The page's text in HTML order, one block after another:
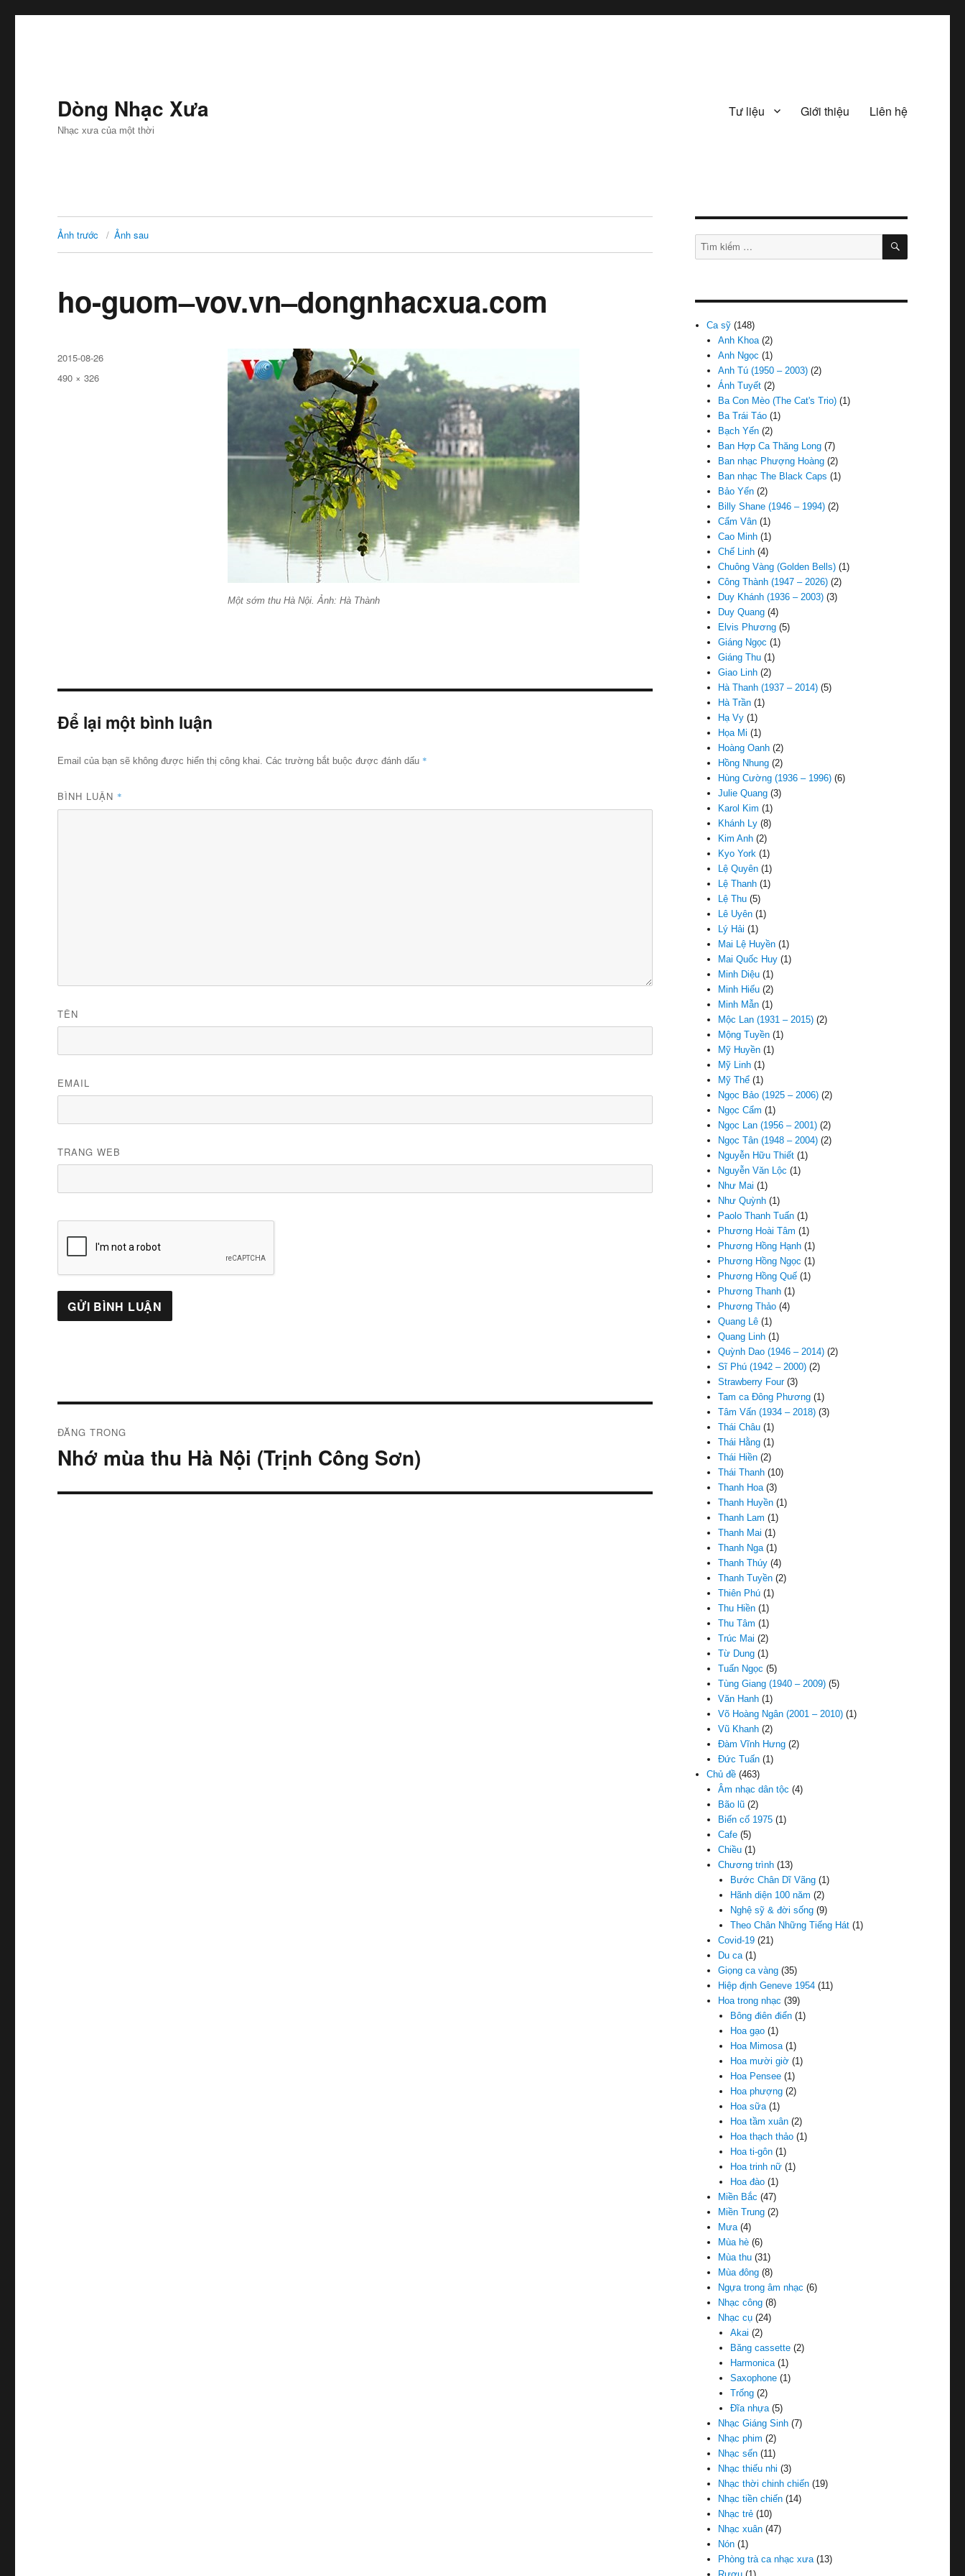
Dòng Nhạc Xưa
Nhạc xưa của một thời
Tư liệu Giới thiệu Liên hệ
Ảnh trước Ảnh sau
ho-guom–vov.vn–dongnhacxua.com
Một sớm thu Hà Nội. Ảnh: Hà Thành
Đăng
ngày
2015-08-26
Kích
490 × 326
Để lại một bình luận
Email của bạn sẽ không được hiển thị công khai. Các trường bắt buộc được đánh dấu *
BÌNH LUẬN *
TÊN
EMAIL
TRANG WEB
hướng
ĐĂNG TRONG
Nhớ mùa thu Hà Nội (Trịnh Công Sơn)
Tìm
kiếm:
TÌM
Ca sỹ (148)
Anh Khoa(2)
Anh Ngọc (1)
Anh Tú (1950 – 2003) (2)
Ánh Tuyết (2)
Ba Con Mèo (The Cat's Trio) (1)
Ba Trái Táo (1)
Bạch Yến (2)
Ban Hợp Ca Thăng Long (7)
Ban nhạc Phượng Hoàng (2)
Ban nhạc The Black Caps (1)
Bảo Yến (2)
Billy Shane (1946 – 1994) (2)
Cẩm Vân (1)
Cao Minh (1)
Chế Linh (4)
Chuông Vàng (Golden Bells) (1)
Công Thành (1947 – 2026) (2)
Duy Khánh (1936 – 2003) (3)
Duy Quang (4)
Elvis Phương (5)
Giáng Ngọc (1)
Giáng Thu (1)
Giao Linh (2)
Hà Thanh (1937 – 2014) (5)
Hà Trần (1)
Hạ Vy (1)
Họa Mi (1)
Hoàng Oanh (2)
Hồng Nhung (2)
Hùng Cường (1936 – 1996) (6)
Julie Quang (3)
Karol Kim (1)
Khánh Ly (8)
Kim Anh (2)
Kyo York (1)
Lệ Quyên (1)
Lệ Thanh (1)
Lệ Thu (5)
Lê Uyên (1)
Lý Hải (1)
Mai Lệ Huyền (1)
Mai Quốc Huy (1)
Minh Diệu (1)
Minh Hiếu (2)
Minh Mẫn (1)
Mộc Lan (1931 – 2015) (2)
Mộng Tuyền (1)
Mỹ Huyền (1)
Mỹ Linh (1)
Mỹ Thể (1)
Ngọc Bảo (1925 – 2006) (2)
Ngọc Cẩm (1)
Ngọc Lan (1956 – 2001) (2)
Ngọc Tân (1948 – 2004) (2)
Nguyễn Hữu Thiết (1)
Nguyễn Văn Lộc (1)
Như Mai (1)
Như Quỳnh (1)
Paolo Thanh Tuấn (1)
Phương Hoài Tâm (1)
Phương Hồng Hạnh (1)
Phương Hồng Ngọc (1)
Phương Hồng Quế (1)
Phương Thanh (1)
Phương Thảo (4)
Quang Lê (1)
Quang Linh (1)
Quỳnh Dao (1946 – 2014) (2)
Sĩ Phú (1942 – 2000) (2)
Strawberry Four(3)
Tam ca Đông Phương (1)
Tâm Vấn (1934 – 2018) (3)
Thái Châu (1)
Thái Hằng (1)
Thái Hiền (2)
Thái Thanh (10)
Thanh Hoa(3)
Thanh Huyền (1)
Thanh Lam (1)
Thanh Mai (1)
Thanh Nga(1)
Thanh Thúy (4)
Thanh Tuyền (2)
Thiên Phú (1)
Thu Hiền (1)
Thu Tâm (1)
Trúc Mai (2)
Từ Dung (1)
Tuấn Ngọc (5)
Tùng Giang (1940 – 2009) (5)
Văn Hanh (1)
Võ Hoàng Ngân (2001 – 2010) (1)
Vũ Khanh (2)
Đàm Vĩnh Hưng (2)
Đức Tuấn (1)
Chủ đề (463)
Âm nhạc dân tộc (4)
Bão lũ (2)
Biến cố 1975 (1)
Cafe (5)
Chiều (1)
Chương trình (13)
Bước Chân Dĩ Vãng(1)
Hãnh diện 100 năm (2)
Nghệ sỹ & đời sống(9)
Theo Chân Những Tiếng Hát(1)
Covid-19 (21)
Du ca(1)
Giọng ca vàng (35)
Hiệp định Geneve 1954 (11)
Hoa trong nhạc (39)
Bông điên điển(1)
Hoa gạo(1)
Hoa Mimosa(1)
Hoa mười giờ(1)
Hoa Pensee(1)
Hoa phượng(2)
Hoa sữa(1)
Hoa tầm xuân(2)
Hoa thạch thảo(1)
Hoa ti-gôn(1)
Hoa trinh nữ(1)
Hoa đào(1)
Miền Bắc (47)
Miền Trung (2)
Mưa(4)
Mùa hè (6)
Mùa thu (31)
Mùa đông (8)
Ngựa trong âm nhạc (6)
Nhạc công (8)
Nhạc cụ (24)
Akai (2)
Băng cassette(2)
Harmonica(1)
Saxophone(1)
Trống(2)
Đĩa nhựa(5)
Nhạc Giáng Sinh (7)
Nhạc phim (2)
Nhạc sến (11)
Nhạc thiếu nhi (3)
Nhạc thời chinh chiến (19)
Nhạc tiền chiến (14)
Nhạc trẻ (10)
Nhạc xuân (47)
Nón (1)
Phòng trà ca nhạc xưa(13)